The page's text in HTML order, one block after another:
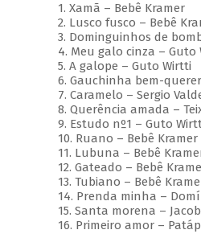
1. Xamã – Bebê Kramer
2. Lusco fusco – Bebê
3. Dominguinhos de
4. Meu galo cinza – Guto
5. A galope – Guto Wirtti
6. Gauchinha bem-
7. Caramelo – Sergio
8. Querência amada –
9. Estudo nº1 – Guto
10. Ruano – Bebê Kramer
11. Lubuna – Bebê
12. Gateado – Bebê
13. Tubiano – Bebê
14. Prenda minha –
15. Santa morena –
16. Primeiro amor –